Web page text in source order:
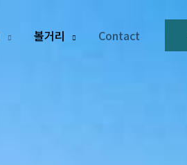
볼거리 Contact